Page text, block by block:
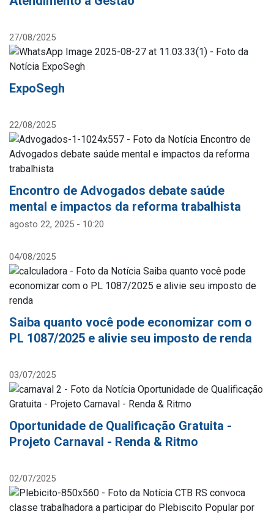
27/08/2025
ExpoSegh
22/08/2025
Encontro de Advogados debate saúde
mental e impactos da reforma trabalhista
agosto 22, 2025 - 10:20
04/08/2025
Saiba quanto você pode economizar com o
PL 1087/2025 e alivie seu imposto de renda
03/07/2025
Oportunidade de Qualificação Gratuita -
Projeto Carnaval - Renda & Ritmo
02/07/2025